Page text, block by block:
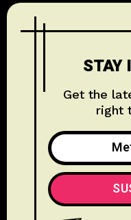
STAY
Get the
right